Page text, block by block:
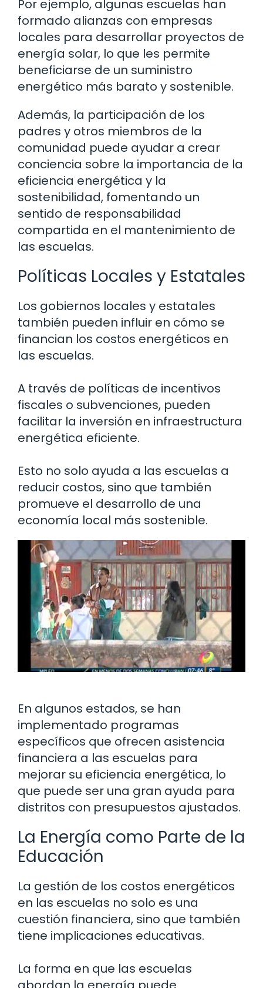
Por ejemplo, algunas escuelas han
formado alianzas con empresas
locales para desarrollar proyectos de
energía solar, lo que les permite
beneficiarse de un suministro
energético más barato y sostenible.
Además, la participación de los
padres y otros miembros de la
comunidad puede ayudar a crear
conciencia sobre la importancia de la
eficiencia energética y la
sostenibilidad, fomentando un
sentido de responsabilidad
compartida en el mantenimiento de
las escuelas.
Políticas Locales y Estatales
Los gobiernos locales y estatales
también pueden influir en cómo se
financian los costos energéticos en
las escuelas.
A través de políticas de incentivos
fiscales o subvenciones, pueden
facilitar la inversión en infraestructura
energética eficiente.
Esto no solo ayuda a las escuelas a
reducir costos, sino que también
promueve el desarrollo de una
economía local más sostenible.
En algunos estados, se han
implementado programas
específicos que ofrecen asistencia
financiera a las escuelas para
mejorar su eficiencia energética, lo
que puede ser una gran ayuda para
distritos con presupuestos ajustados.
La Energía como Parte de la
Educación
La gestión de los costos energéticos
en las escuelas no solo es una
cuestión financiera, sino que también
tiene implicaciones educativas.
La forma en que las escuelas